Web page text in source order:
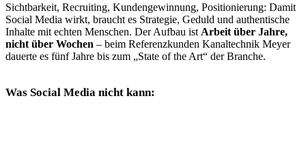
Sichtbarkeit, Recruiting, Kundengewinnung, Positionierung: Damit
Social Media wirkt, braucht es Strategie, Geduld und authentische
Inhalte mit echten Menschen. Der Aufbau ist Arbeit über Jahre,
nicht über Wochen – beim Referenzkunden Kanaltechnik Meyer
dauerte es fünf Jahre bis zum „State of the Art“ der Branche.
Was Social Media nicht kann: